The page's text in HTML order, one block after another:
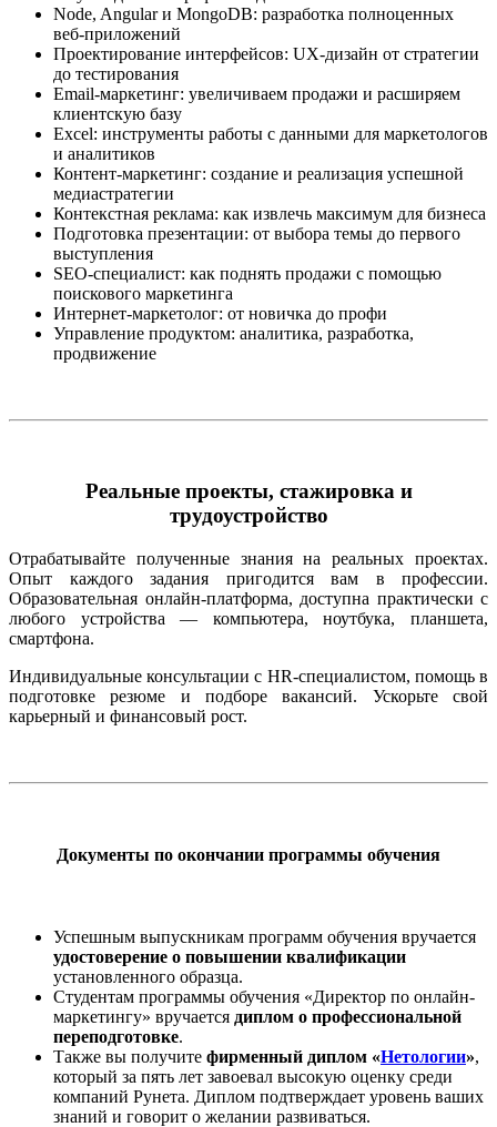
Node, Angular и MongoDB: разработка полноценных
веб-приложений
Проектирование интерфейсов: UX-дизайн от стратегии
до тестирования
Email-маркетинг: увеличиваем продажи и расширяем
клиентскую базу
Excel: инструменты работы с данными для маркетологов
и аналитиков
Контент-маркетинг: создание и реализация успешной
медиастратегии
Контекстная реклама: как извлечь максимум для бизнеса
Подготовка презентации: от выбора темы до первого
выступления
SEO-специалист: как поднять продажи с помощью
поискового маркетинга
Интернет-маркетолог: от новичка до профи
Управление продуктом: аналитика, разработка,
продвижение
Реальные проекты, стажировка и
трудоустройство
Отрабатывайте полученные знания на реальных проектах.
Опыт каждого задания пригодится вам в профессии.
Образовательная онлайн-платформа, доступна практически с
любого устройства — компьютера, ноутбука, планшета,
смартфона.
Индивидуальные консультации с HR-специалистом, помощь в
подготовке резюме и подборе вакансий. Ускорьте свой
карьерный и финансовый рост.
Документы по окончании программы обучения
Успешным выпускникам программ обучения вручается
удостоверение о повышении квалификации
установленного образца.
Студентам программы обучения «Директор по онлайн-
маркетингу» вручается диплом о профессиональной
переподготовке.
Также вы получите фирменный диплом «Нетологии»,
который за пять лет завоевал высокую оценку среди
компаний Рунета. Диплом подтверждает уровень ваших
знаний и говорит о желании развиваться.